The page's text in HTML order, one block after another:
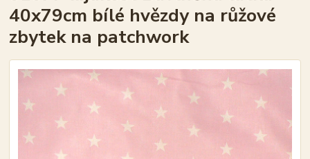
40x79cm bílé hvězdy na růžové
zbytek na patchwork